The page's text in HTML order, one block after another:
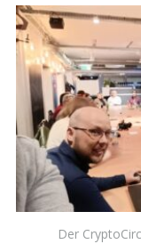
Der